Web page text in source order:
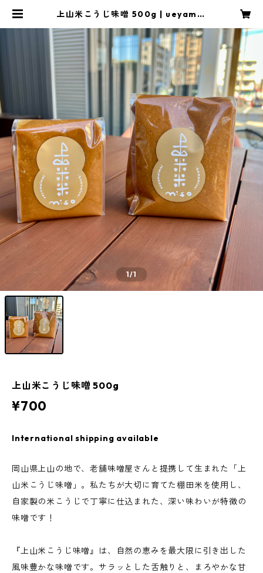
上山米こうじ味噌 500g | ueyamai
1/1
上山米こうじ味噌 500g
¥700
International shipping available
岡山県上山の地で、老舗味噌屋さんと提携して生まれた「上
山米こうじ味噌」。私たちが大切に育てた棚田米を使用し、
自家製の米こうじで丁寧に仕込まれた、深い味わいが特徴の
味噌です！
『上山米こうじ味噌』は、自然の恵みを最大限に引き出した
風味豊かな味噌です。サラッとした舌触りと、まろやかな甘